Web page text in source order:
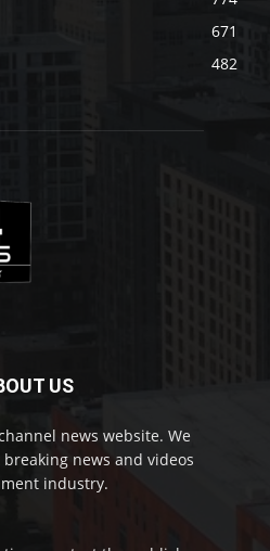
671
482
US
news website. We
news and videos
industry.